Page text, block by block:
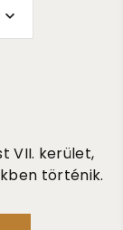
VII. kerület,
történik.